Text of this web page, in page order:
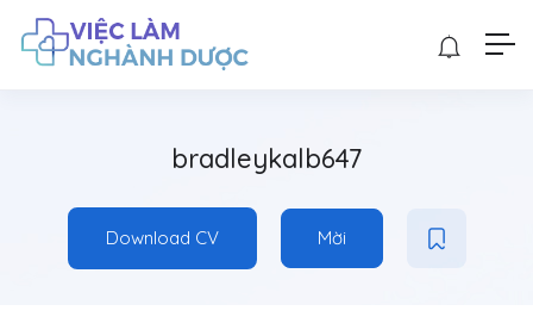
bradleykalb647
Download CV Mời